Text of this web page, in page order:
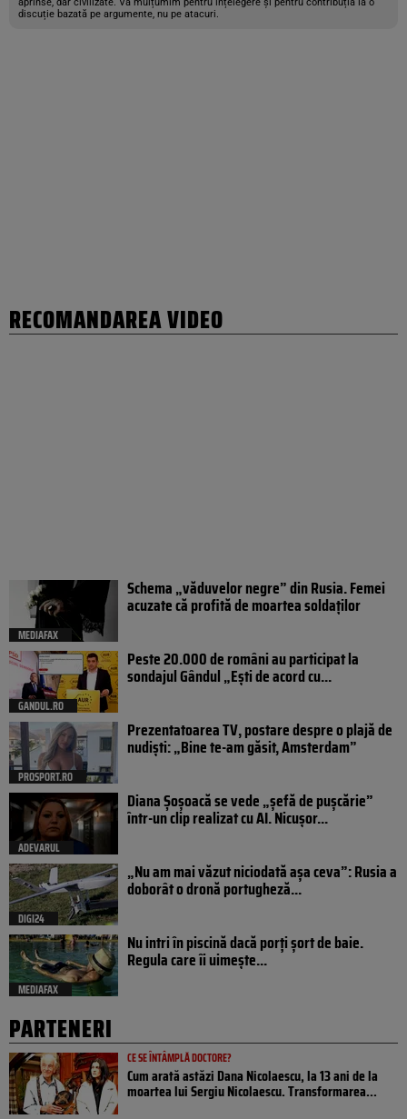
discuție bazată pe argumente, nu pe atacuri.
RECOMANDAREA VIDEO
MEDIAFAX
Schema „văduvelor negre” din Rusia. Femei
acuzate că profită de moartea soldaților
GANDUL.RO
Peste 20.000 de români au participat la
sondajul Gândul „Ești de acord cu...
PROSPORT.RO
Prezentatoarea TV, postare despre o plajă de
nudiști: „Bine te-am găsit, Amsterdam”
ADEVARUL
Diana Șoșoacă se vede „șefă de pușcărie”
într-un clip realizat cu AI. Nicușor...
DIGI24
„Nu am mai văzut niciodată așa ceva”: Rusia a
doborât o dronă portugheză...
MEDIAFAX
Nu intri în piscină dacă porți șort de baie.
Regula care îi uimește...
PARTENERI
CE SE ÎNTÂMPLĂ DOCTORE?
Cum arată astăzi Dana Nicolaescu, la 13 ani de la
moartea lui Sergiu Nicolaescu. Transformarea...